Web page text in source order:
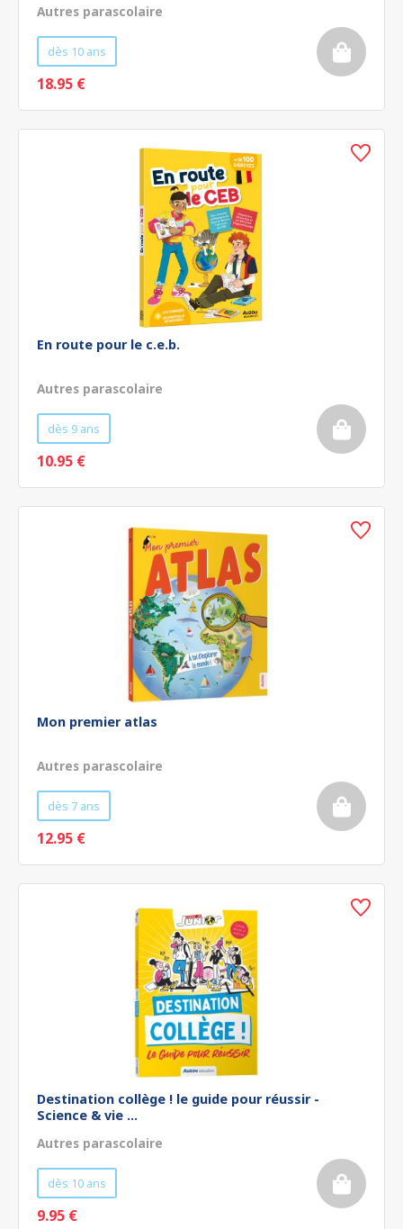
Autres parascolaire
dès 10 ans
18.95 €
En route pour le c.e.b.
Autres parascolaire
dès 9 ans
10.95 €
Mon premier atlas
Autres parascolaire
dès 7 ans
12.95 €
Destination collège ! le guide pour réussir -
Science & vie ...
Autres parascolaire
dès 10 ans
9.95 €